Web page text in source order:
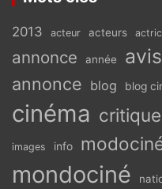
2013 acteur acteurs
annonce année avis
annonce blog blog
cinéma critique
images info
mondociné